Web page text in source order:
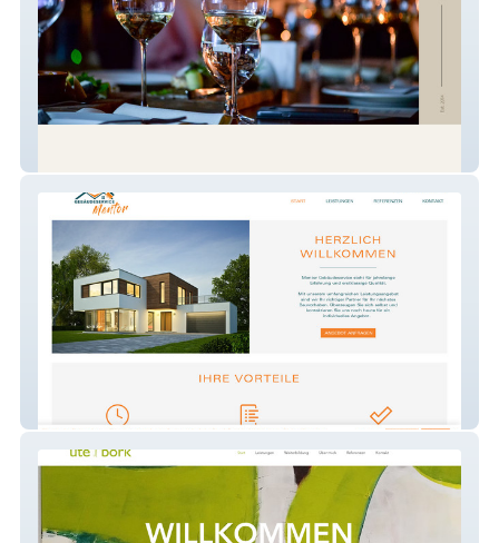
Mentor Gebäudeservice